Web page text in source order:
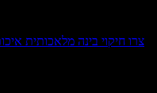
צרו חיקוי בינה מלאכותית